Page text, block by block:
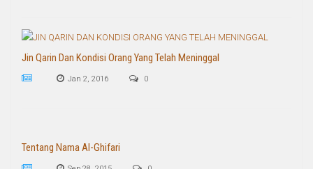
Jin Qarin Dan Kondisi Orang Yang Telah Meninggal
Jan 2, 2016 0
Tentang Nama Al-Ghifari